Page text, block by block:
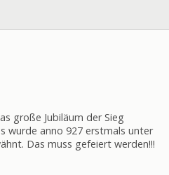
große Jubiläum der Sieg
wurde anno 927 erstmals unter
Das muss gefeiert werden!!!